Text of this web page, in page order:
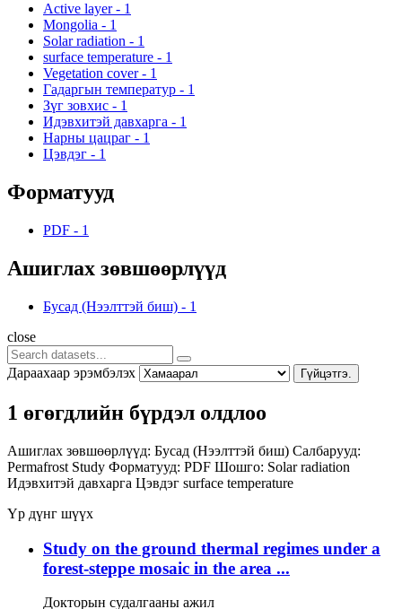
Active layer - 1
Mongolia - 1
Solar radiation - 1
surface temperature - 1
Vegetation cover - 1
Гадаргын температур - 1
Зүг зовхис - 1
Идэвхитэй давхарга - 1
Нарны цацраг - 1
Цэвдэг - 1
Форматууд
PDF - 1
Ашиглах зөвшөөрлүүд
Бусад (Нээлттэй биш) - 1
close
Дараахаар эрэмбэлэх Гүйцэтгэ.
1 өгөгдлийн бүрдэл олдлоо
Ашиглах зөвшөөрлүүд: Бусад (Нээлттэй биш) Салбарууд:
Permafrost Study Форматууд: PDF Шошго: Solar radiation
Идэвхитэй давхарга Цэвдэг surface temperature
Үр дүнг шүүх
Study on the ground thermal regimes under a
forest-steppe mosaic in the area ...
Докторын судалгааны ажил